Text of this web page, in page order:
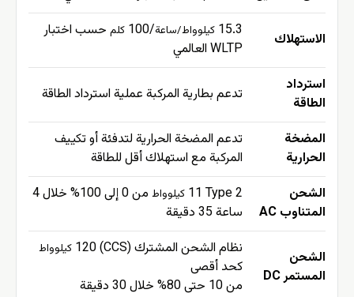
الاستهلاك 15.3 كيلوواط/ساعة/100 كلم حسب اختبار
WLTP العالمي
استرداد
الطاقة
تدعم بطارية المركبة عملية استرداد الطاقة
المضخة
الحرارية
تدعم المضخة الحرارية لتدفئة أو تكييف
المركبة مع استهلاك أقل للطاقة
الشحن
المتناوب AC
Type 2 كيلوواط
من 0 إلى 100% خلال 4
ساعة 35 دقيقة
الشحن
المستمر DC
نظام الشحن المشترك (CCS) 120 كيلوواط
كحد أقصى
من 10 حتى 80% خلال 30 دقيقة